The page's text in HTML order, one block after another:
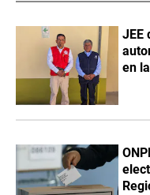
JEE
en